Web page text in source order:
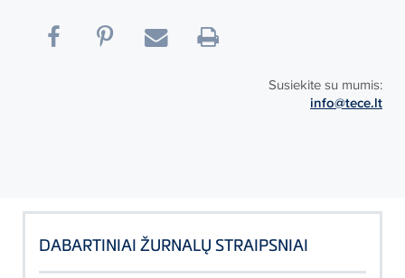
Susiekite su mumis:
info@tece.lt
DABARTINIAI ŽURNALŲ STRAIPSNIAI